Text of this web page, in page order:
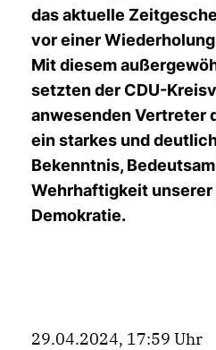
das aktuelle
vor einer
Mit diesem
setzten der CDU-
anwesenden Vertreter
ein starkes und
Bekenntnis,
Wehrhaftigkeit
Demokratie.
29.04.2024, 17:59 Uhr